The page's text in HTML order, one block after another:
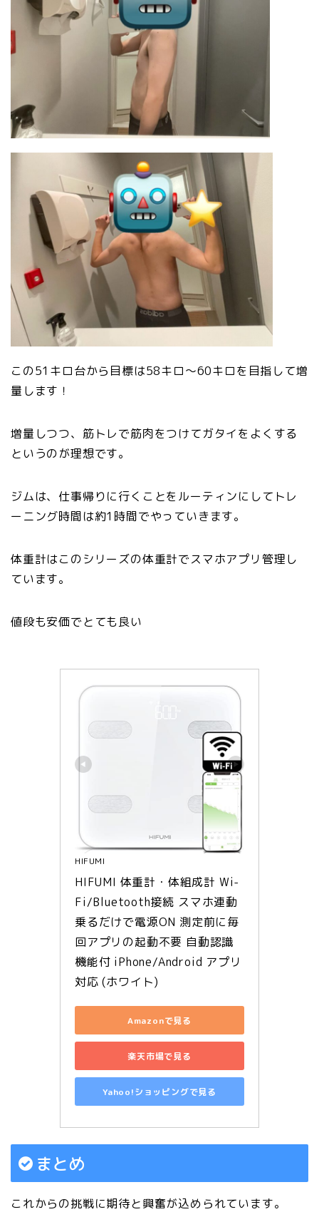
この51キロ台から目標は58キロ〜60キロを目指して増
量します！
増量しつつ、筋トレで筋肉をつけてガタイをよくする
というのが理想です。
ジムは、仕事帰りに行くことをルーティンにしてトレ
ーニング時間は約1時間でやっていきます。
体重計はこのシリーズの体重計でスマホアプリ管理し
ています。
値段も安価でとても良い
HIFUMI
HIFUMI 体重計・体組成計 Wi-
Fi/Bluetooth接続 スマホ連動
乗るだけで電源ON 測定前に毎
回アプリの起動不要 自動認識
機能付 iPhone/Android アプリ
対応 (ホワイト)
Amazonで見る
楽天市場で見る
Yahoo!ショッピングで見る
まとめ
これからの挑戦に期待と興奮が込められています。